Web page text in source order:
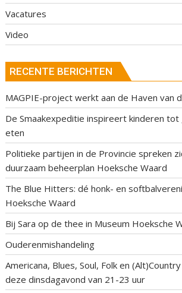
Vacatures
Video
RECENTE BERICHTEN
MAGPIE-project werkt aan de Haven van
De Smaakexpeditie inspireert kinderen tot
eten
Politieke partijen in de Provincie spreken
duurzaam beheerplan Hoeksche Waard
The Blue Hitters: dé honk- en
Hoeksche Waard
Bij Sara op de thee in Museum Hoeksche
Ouderenmishandeling
Americana, Blues, Soul, Folk en (Alt)Country
deze dinsdagavond van 21-23 uur